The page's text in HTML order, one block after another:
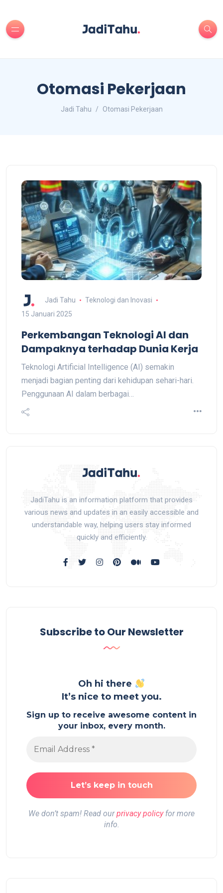
Otomasi Pekerjaan
Jadi Tahu Otomasi Pekerjaan
Jadi Tahu
Teknologi dan Inovasi
15 Januari 2025
Perkembangan Teknologi AI dan
Dampaknya terhadap Dunia Kerja
Teknologi Artificial Intelligence (AI) semakin
menjadi bagian penting dari kehidupan sehari-hari.
Penggunaan AI dalam berbagai…
JadiTahu is an information platform that provides
various news and updates in an easily accessible and
understandable way, helping users stay informed
quickly and efficiently.
Subscribe to Our Newsletter
Oh hi there
It’s nice to meet you.
Sign up to receive awesome content in
your inbox, every month.
We don’t spam! Read ourprivacy policyfor more
info.